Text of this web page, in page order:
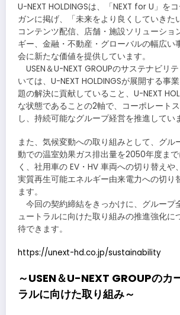
U-NEXT HOLDINGSは、「NEXT for U」を
ガンに掲げ、「未来をより良くしていきた
コンテンツ配信、店舗・施設ソリューショ
ギー、金融・不動産・グローバルの幅広い
会に新たな価値を提供しています。
USEN＆U-NEXT GROUPのサステナビリ
いては、U-NEXT HOLDINGSが展開する事
題の解決に貢献していること、U-NEXT
な状態であることの2軸で、コーポレート
し、持続可能なグループ経営を推進してい
また、気候変動への取り組みとして、グル
動での温室効果ガス排出量を2050年度ま
く、社用車の EV・HV 車両への切り替えや
実質再生可能エネルギー由来電力への切り
ます。
今回の契約締結をきっかけに、グループ
ュートラルに向けた取り組みの推進強化に
待できます。
https://unext-hd.co.jp/sustainability
～USEN＆U-NEXT GROUPのカ
ラルに向けた取り組み～